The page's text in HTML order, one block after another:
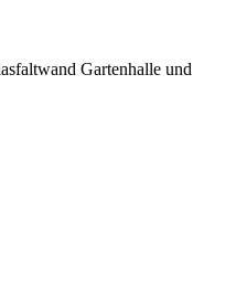
Gartenhalle und